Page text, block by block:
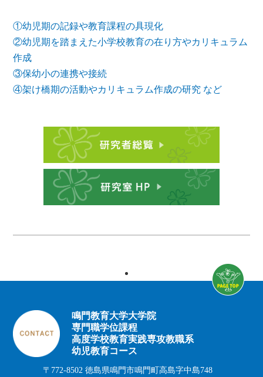
①幼児期の記録や教育課程の具現化
②幼児期を踏まえた小学校教育の在り方やカリキュラム
作成
③保幼小の連携や接続
④架け橋期の活動やカリキュラム作成の研究 など
鳴門教育大学大学院
専門職学位課程
高度学校教育実践専攻教職系
幼児教育コース
〒772-8502 徳島県鳴門市鳴門町高島字中島748